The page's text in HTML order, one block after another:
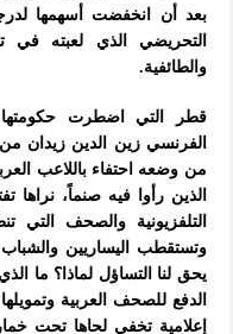
بعد أن انخفضت أسهمها
التحريضي الذي لعبته في
والطائفية.
قطر التي اضطرت حكومتها
الفرنسي زين الدين زيدان
من وضعه احتفاء باللاعب
الذين رأوا فيه صنماً، نراها
التلفزيونية والصحف
وتستقطب اليساريين والشباب
يحق لنا التساؤل لماذا؟ ما
الدفع للصحف العربية
إعلامية تخفي لحاها تحت